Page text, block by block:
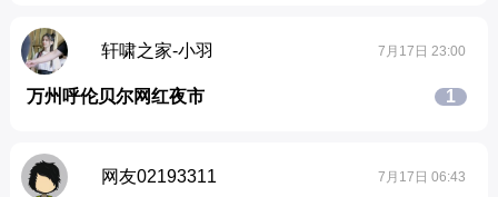
轩啸之家-小羽 7月17日 23:00
万州呼伦贝尔网红夜市 1
网友02193311 7月17日 06:43